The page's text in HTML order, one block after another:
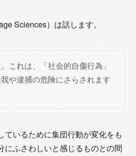
Sciences）は話します。
これは、「社会的自傷行為」
や逮捕の危険にさらされます
いるために集団行動が変化をも
にふさわしいと感じるものとの間